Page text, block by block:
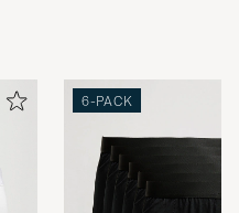
samt underkläder
underkläder som
ett mer medvetet val.
6-PACK